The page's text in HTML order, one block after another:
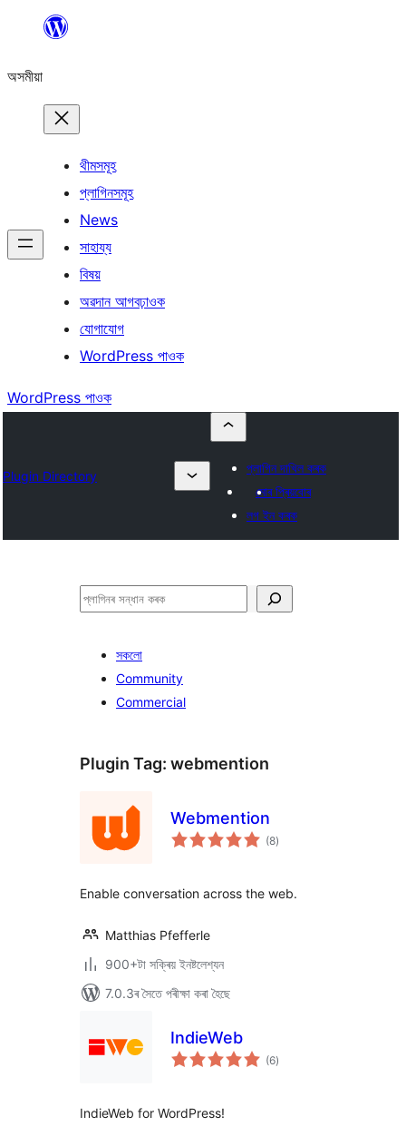
বিষয়বস্তুলৈ
অসমীয়া
থীমসমূহ
প্লাগিনসমূহ
News
সাহায্য
বিষয়
অৱদান আগবঢ়াওক
যোগাযোগ
WordPress পাওক
WordPress পাওক
Plugin Directory
প্লাগিন দাখিল কৰক
মোৰ প্ৰিয়বোৰ
লগ ইন কৰক
সন্ধান
সকলো
Community
Commercial
Plugin Tag: webmention
Webmention
(8টা
মুঠ)
Enable conversation across the web.
Matthias Pfefferle
900+টা সক্ৰিয় ইনষ্টলেশ্যন
7.0.3ৰ সৈতে পৰীক্ষা কৰা হৈছে
IndieWeb
(6টা
মুঠ)
IndieWeb for WordPress!